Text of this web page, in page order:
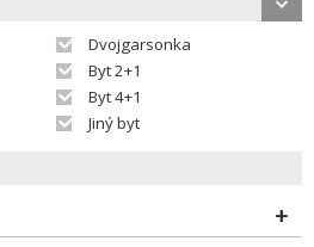
Dvojgarsonka
Byt 2+1
Byt 4+1
Jiný byt